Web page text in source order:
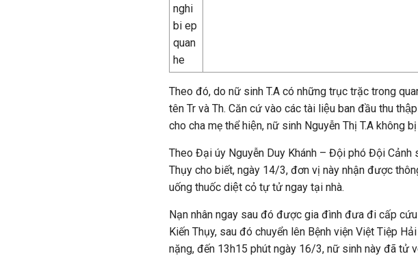
Theo đó, do nữ sinh T.A có những trục trặc trong
tên Tr và Th. Căn cứ vào các tài liệu ban đầu thu
cho cha mẹ thể hiện, nữ sinh Nguyễn Thị T.A không
Theo Đại úy Nguyễn Duy Khánh – Đội phó Đội Cảnh
Thụy cho biết, ngày 14/3, đơn vị này nhận được
uống thuốc diệt cỏ tự tử ngay tại nhà.
Nạn nhân ngay sau đó được gia đình đưa đi cấp
Kiến Thụy, sau đó chuyển lên Bệnh viện Việt Tiệp
nặng, đến 13h15 phút ngày 16/3, nữ sinh này đã tử